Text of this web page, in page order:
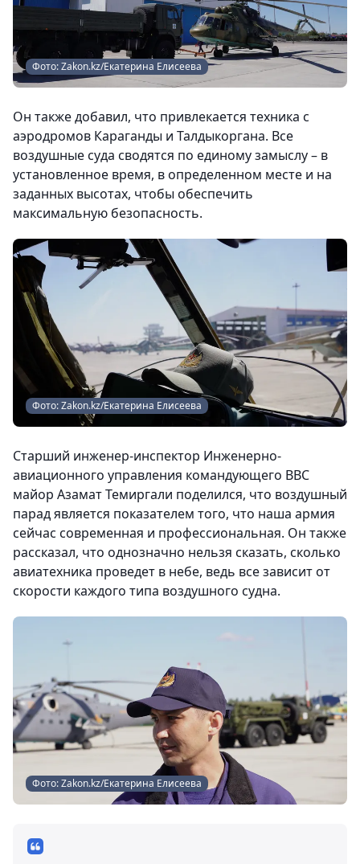
Фото: Zakon.kz/Екатерина Елисеева
Он также добавил, что привлекается техника с
аэродромов Караганды и Талдыкоргана. Все
воздушные суда сводятся по единому замыслу – в
установленное время, в определенном месте и на
заданных высотах, чтобы обеспечить
максимальную безопасность.
Фото: Zakon.kz/Екатерина Елисеева
Старший инженер-инспектор Инженерно-
авиационного управления командующего ВВС
майор Азамат Темиргали поделился, что воздушный
парад является показателем того, что наша армия
сейчас современная и профессиональная. Он также
рассказал, что однозначно нельзя сказать, сколько
авиатехника проведет в небе, ведь все зависит от
скорости каждого типа воздушного судна.
Фото: Zakon.kz/Екатерина Елисеева